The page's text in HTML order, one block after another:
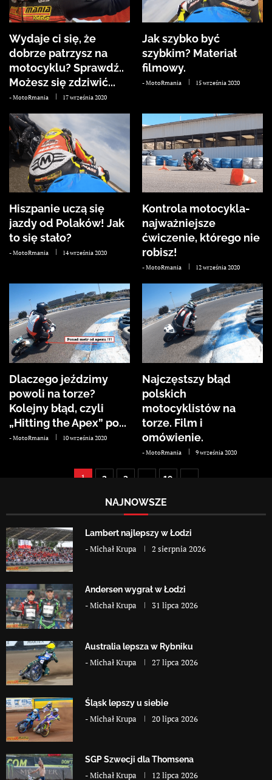
Wydaje ci się, że
dobrze patrzysz na
motocyklu? Sprawdź..
Możesz się zdziwić...
-MotoRmania 17 września 2020
Jak szybko być
szybkim? Materiał
filmowy.
-MotoRmania 15 września 2020
Hiszpanie uczą się
jazdy od Polaków! Jak
to się stało?
-MotoRmania 14 września 2020
Kontrola motocykla-
najważniejsze
ćwiczenie, którego nie
robisz!
-MotoRmania 12 września 2020
Dlaczego jeździmy
powoli na torze?
Kolejny błąd, czyli
„Hitting the Apex” po...
-MotoRmania 10 września 2020
Najczęstszy błąd
polskich
motocyklistów na
torze. Film i
omówienie.
-MotoRmania 9 września 2020
1 2 3 19
NAJNOWSZE
Lambert najlepszy w Łodzi
-Michał Krupa 2 sierpnia 2026
Andersen wygrał w Łodzi
-Michał Krupa 31 lipca 2026
Australia lepsza w Rybniku
-Michał Krupa 27 lipca 2026
Śląsk lepszy u siebie
-Michał Krupa 20 lipca 2026
SGP Szwecji dla Thomsena
-Michał Krupa 12 lipca 2026